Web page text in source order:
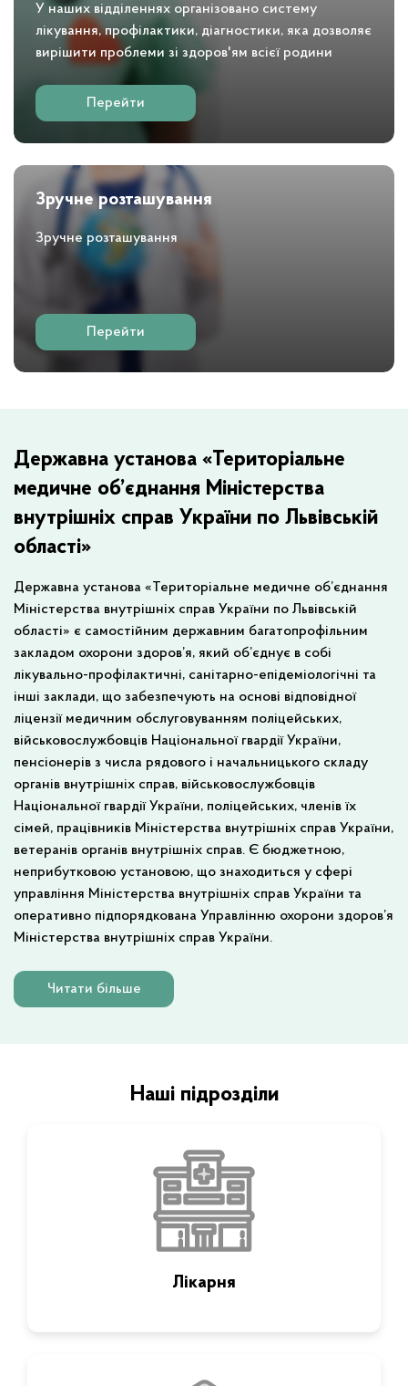
У наших відділеннях організовано систему
лікування, профілактики, діагностики, яка дозволяє
вирішити проблеми зі здоров'ям всієї родини
Перейти
Зручне розташування
Зручне розташування
Перейти
Державна установа «Територіальне
медичне об’єднання Міністерства
внутрішніх справ України по Львівській
області»
Державна установа «Територіальне медичне об’єднання
Міністерства внутрішніх справ України по Львівській
області» є самостійним державним багатопрофільним
закладом охорони здоров’я, який об’єднує в собі
лікувально-профілактичні, санітарно-епідеміологічні та
інші заклади, що забезпечують на основі відповідної
ліцензії медичним обслуговуванням поліцейських,
військовослужбовців Національної гвардії України,
пенсіонерів з числа рядового і начальницького складу
органів внутрішніх справ, військовослужбовців
Національної гвардії України, поліцейських, членів їх
сімей, працівників Міністерства внутрішніх справ України,
ветеранів органів внутрішніх справ. Є бюджетною,
неприбутковою установою, що знаходиться у сфері
управління Міністерства внутрішніх справ України та
оперативно підпорядкована Управлінню охорони здоров’я
Міністерства внутрішніх справ України.
Читати більше
Наші підрозділи
Лікарня